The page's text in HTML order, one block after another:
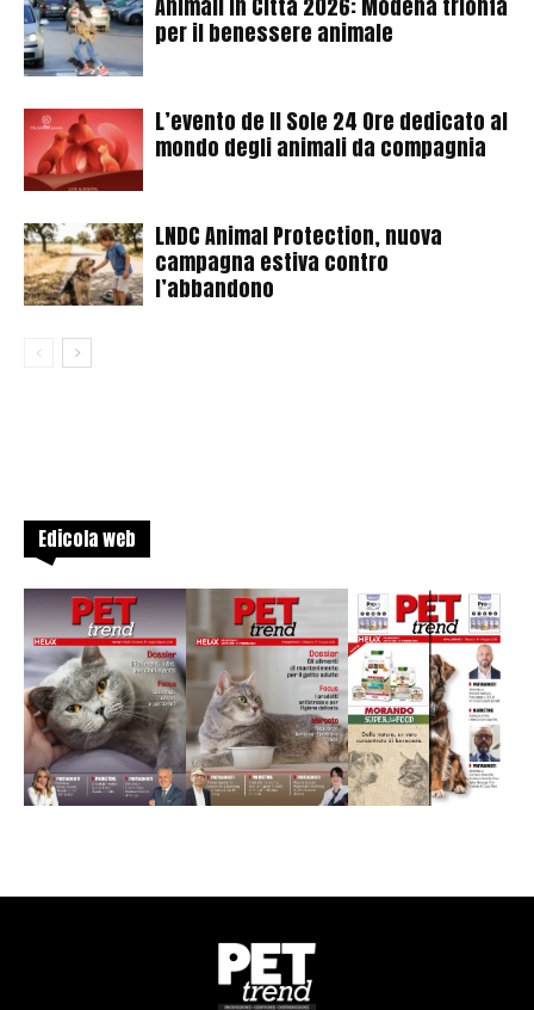
per il benessere animale
L’evento de Il Sole 24 Ore dedicato al
mondo degli animali da compagnia
LNDC Animal Protection, nuova
campagna estiva contro
l’abbandono
Edicola web